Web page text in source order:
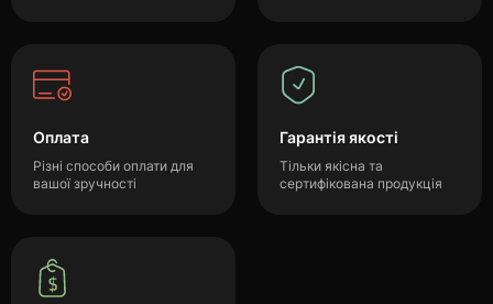
Оплата
Різні способи оплати для
вашої зручності
Гарантія якості
Тільки якісна та
сертифікована продукція